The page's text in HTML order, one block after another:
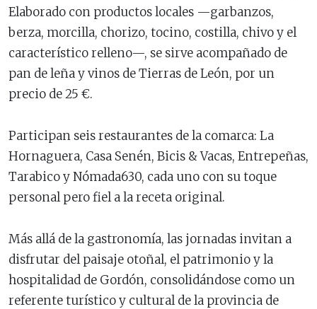
Elaborado con productos locales —garbanzos,
berza, morcilla, chorizo, tocino, costilla, chivo y el
característico relleno—, se sirve acompañado de
pan de leña y vinos de Tierras de León, por un
precio de 25 €.
Participan seis restaurantes de la comarca: La
Hornaguera, Casa Senén, Bicis & Vacas, Entrepeñas,
Tarabico y Nómada630, cada uno con su toque
personal pero fiel a la receta original.
Más allá de la gastronomía, las jornadas invitan a
disfrutar del paisaje otoñal, el patrimonio y la
hospitalidad de Gordón, consolidándose como un
referente turístico y cultural de la provincia de